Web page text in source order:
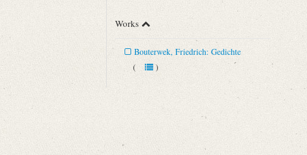
Works
Bouterwek, Friedrich: Gedichte
()